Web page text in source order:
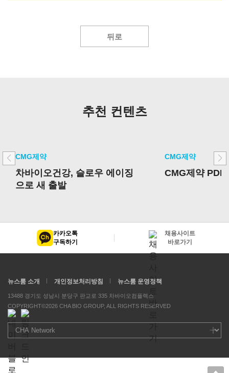
뒤로
추천 컨텐츠
CMG제약
차바이오건강, 슬로우 에이징
으로 새 출발
CMG제약
CMG제약
카카오톡
구독하기
채용사이트
바로가기
뉴스룸 소개 개인정보처리방침 뉴스룸 운영정책
13488 경기도 성남시 분당구 판교로 335 차바이오컴플렉스
COPYRIGHT©2026 CHA BIO GROUP, ALL RIGHTS RESERVED